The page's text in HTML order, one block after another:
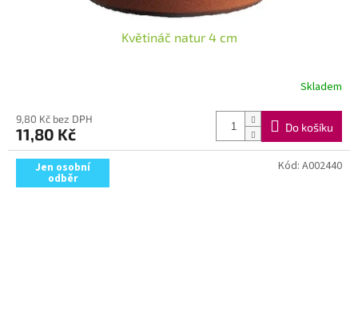
Květináč natur 4 cm
Skladem
9,80 Kč bez DPH
11,80 Kč Do košíku
Jen osobní
odběr
Kód: A002440